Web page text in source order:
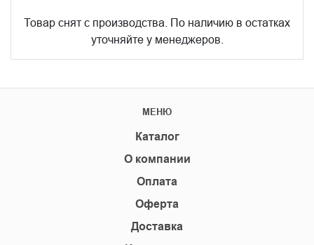
Товар снят с производства. По наличию в остатках
уточняйте у менеджеров.
МЕНЮ
Каталог
О компании
Оплата
Оферта
Доставка